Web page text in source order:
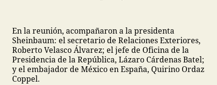
En la reunión, acompañaron a la presidenta
Sheinbaum: el secretario de Relaciones Exteriores,
Roberto Velasco Álvarez; el jefe de Oficina de la
Presidencia de la República, Lázaro Cárdenas Batel;
y el embajador de México en España, Quirino Ordaz
Coppel.